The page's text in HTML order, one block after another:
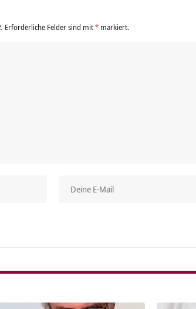
Erforderliche Felder sind mit* markiert.